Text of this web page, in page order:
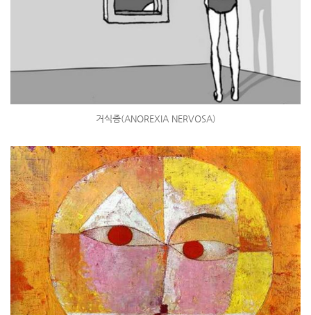
거식증(ANOREXIA NERVOSA)